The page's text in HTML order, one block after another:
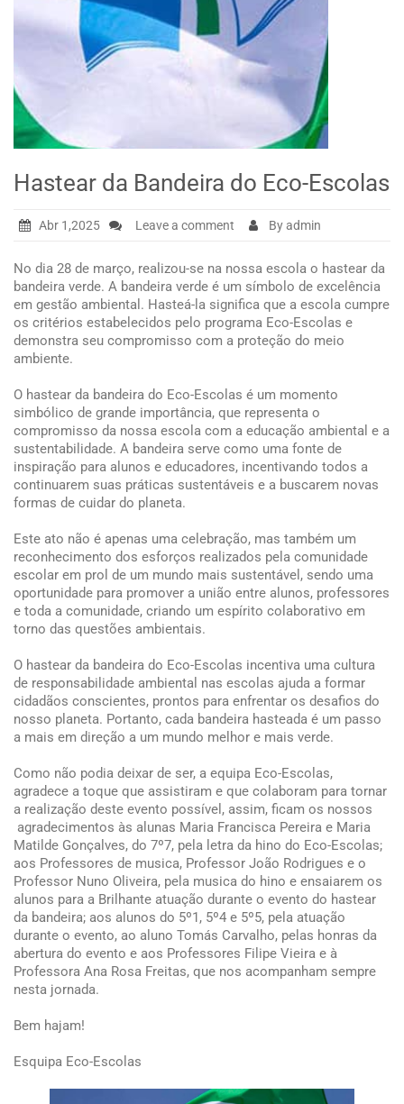
Hastear da Bandeira do Eco-Escolas
Abr 1,2025 Leave a comment By admin
No dia 28 de março, realizou-se na nossa escola o hastear da
bandeira verde. A bandeira verde é um símbolo de excelência
em gestão ambiental. Hasteá-la significa que a escola cumpre
os critérios estabelecidos pelo programa Eco-Escolas e
demonstra seu compromisso com a proteção do meio
ambiente.
O hastear da bandeira do Eco-Escolas é um momento
simbólico de grande importância, que representa o
compromisso da nossa escola com a educação ambiental e a
sustentabilidade. A bandeira serve como uma fonte de
inspiração para alunos e educadores, incentivando todos a
continuarem suas práticas sustentáveis e a buscarem novas
formas de cuidar do planeta.
Este ato não é apenas uma celebração, mas também um
reconhecimento dos esforços realizados pela comunidade
escolar em prol de um mundo mais sustentável, sendo uma
oportunidade para promover a união entre alunos, professores
e toda a comunidade, criando um espírito colaborativo em
torno das questões ambientais.
O hastear da bandeira do Eco-Escolas incentiva uma cultura
de responsabilidade ambiental nas escolas ajuda a formar
cidadãos conscientes, prontos para enfrentar os desafios do
nosso planeta. Portanto, cada bandeira hasteada é um passo
a mais em direção a um mundo melhor e mais verde.
Como não podia deixar de ser, a equipa Eco-Escolas,
agradece a toque que assistiram e que colaboram para tornar
a realização deste evento possível, assim, ficam os nossos
agradecimentos às alunas Maria Francisca Pereira e Maria
Matilde Gonçalves, do 7º7, pela letra da hino do Eco-Escolas;
aos Professores de musica, Professor João Rodrigues e o
Professor Nuno Oliveira, pela musica do hino e ensaiarem os
alunos para a Brilhante atuação durante o evento do hastear
da bandeira; aos alunos do 5º1, 5º4 e 5º5, pela atuação
durante o evento, ao aluno Tomás Carvalho, pelas honras da
abertura do evento e aos Professores Filipe Vieira e à
Professora Ana Rosa Freitas, que nos acompanham sempre
nesta jornada.
Bem hajam!
Esquipa Eco-Escolas